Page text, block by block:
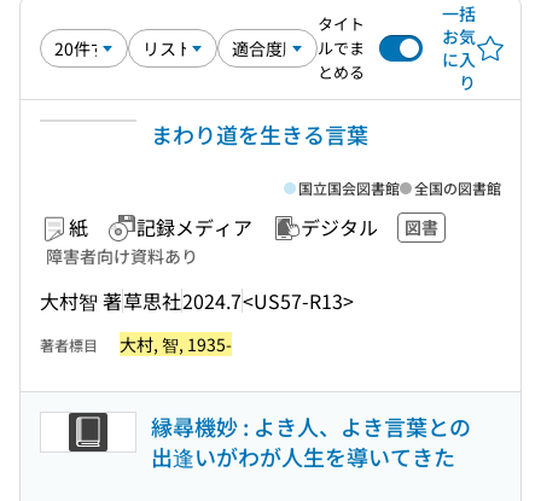
タイト
ルでま
とめる
一括
お気
に入
り
まわり道を生きる言葉
紙 記録メディア デジタル
図書
障害者向け資料あり
大村智 著草思社2024.7<US57-R13>
国立国会図書館 全国の図書館
著者標目 大村, 智, 1935-
縁尋機妙 : よき人、よき言葉との
出逢いがわが人生を導いてきた